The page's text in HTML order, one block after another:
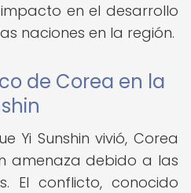
en el desarrollo
naciones en la región.
de Corea en la
Yi Sunshin vivió, Corea
amenaza debido a las
El conflicto, conocido